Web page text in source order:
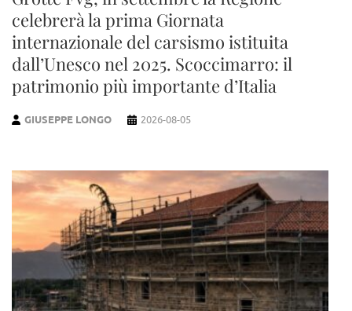
celebrerà la prima Giornata
internazionale del carsismo istituita
dall’Unesco nel 2025. Scoccimarro: il
patrimonio più importante d’Italia
GIUSEPPE LONGO 2026-08-05